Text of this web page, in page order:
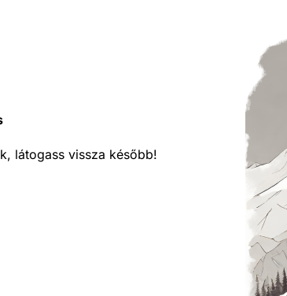
látogass vissza később!